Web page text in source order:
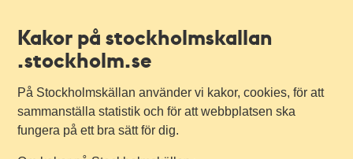
Kakor på stockholmskallan
.stockholm.se
På Stockholmskällan använder vi kakor, cookies, för att
sammanställa statistik och för att webbplatsen ska
fungera på ett bra sätt för dig.